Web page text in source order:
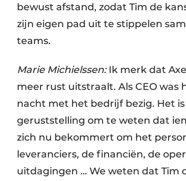
bewust afstand, zodat Tim de
zijn eigen pad uit te stippelen
teams.
Marie Michielssen: Ik merk dat
meer rust uitstraalt. Als CEO was
nacht met het bedrijf bezig. Het is
geruststelling om te weten dat
zich nu bekommert om het
leveranciers, de financiën, de
uitdagingen … We weten dat Tim